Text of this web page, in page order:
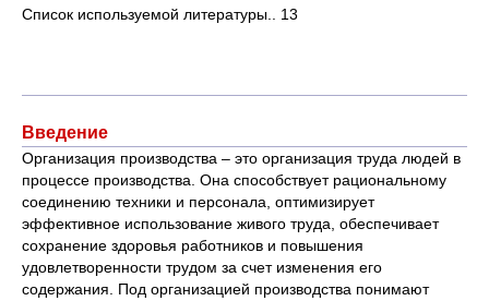
Список используемой литературы.. 13
Введение
Организация производства – это организация труда людей в
процессе производства. Она способствует рациональному
соединению техники и персонала, оптимизирует
эффективное использование живого труда, обеспечивает
сохранение здоровья работников и повышения
удовлетворенности трудом за счет изменения его
содержания. Под организацией производства понимают